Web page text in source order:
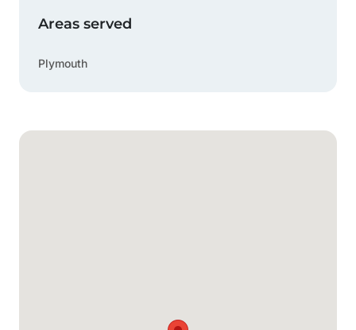
Google Mapa
Areas served
Plymouth